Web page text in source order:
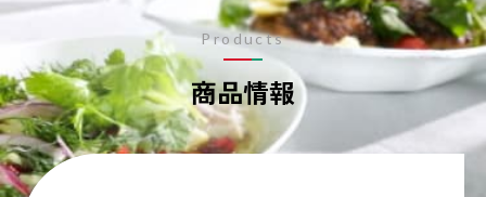
商品情報
Products